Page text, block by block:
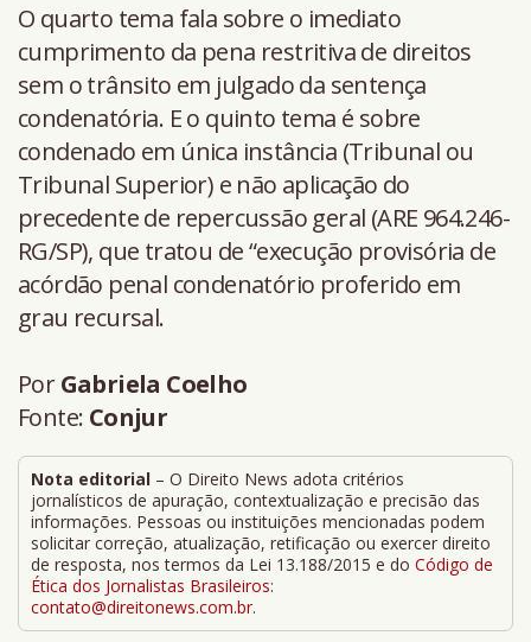
O quarto tema fala sobre o imediato
cumprimento da pena restritiva de direitos
sem o trânsito em julgado da sentença
condenatória. E o quinto tema é sobre
condenado em única instância (Tribunal ou
Tribunal Superior) e não aplicação do
precedente de repercussão geral (ARE 964.246-
RG/SP), que tratou de “execução provisória de
acórdão penal condenatório proferido em
grau recursal.
PorGabriela Coelho
Fonte: Conjur
Nota editorial – O Direito News adota critérios
jornalísticos de apuração, contextualização e precisão das
informações. Pessoas ou instituições mencionadas podem
solicitar correção, atualização, retificação ou exercer direito
de resposta, nos termos da Lei 13.188/2015 e do Código de
Ética dos Jornalistas Brasileiros:
contato@direitonews.com.br.